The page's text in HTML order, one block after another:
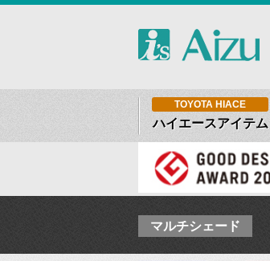
TOYOTA HIACE
ハイエースアイテム
マルチシェード